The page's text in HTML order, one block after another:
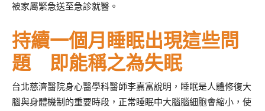
被家屬緊急送至急診就醫。
持續一個月睡眠出現這些問
題 即能稱之為失眠
台北慈濟醫院身心醫學科醫師李嘉富說明，睡眠是人體修復大
腦與身體機制的重要時段，正常睡眠中大腦腦細胞會縮小，使